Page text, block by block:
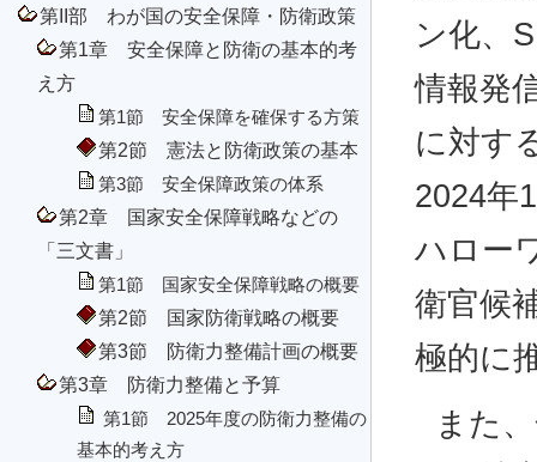
第II部 わが国の安全保障・防衛政策
第1章 安全保障と防衛の基本的考
え方
第1節 安全保障を確保する方策
第2節 憲法と防衛政策の基本
第3節 安全保障政策の体系
第2章 国家安全保障戦略などの
「三文書」
第1節 国家安全保障戦略の概要
第2節 国家防衛戦略の概要
第3節 防衛力整備計画の概要
第3章 防衛力整備と予算
第1節 2025年度の防衛力整備の
基本的考え方
ン化、
情報発
に対す
2024年
ハロー
衛官候
極的に
また